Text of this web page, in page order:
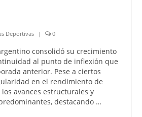
Deportivas | 0
consolidó su crecimiento
al punto de inflexión que
anterior. Pese a ciertos
en el rendimiento de
avances estructurales y
destacando …